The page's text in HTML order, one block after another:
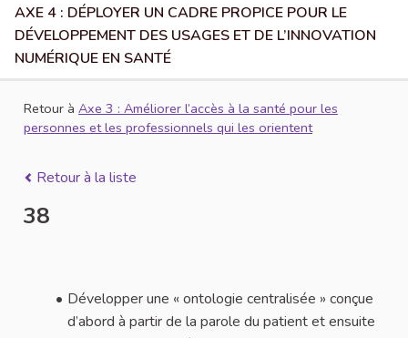
AXE 4 : DÉPLOYER UN CADRE PROPICE POUR LE
DÉVELOPPEMENT DES USAGES ET DE L’INNOVATION
NUMÉRIQUE EN SANTÉ
Retour à Axe 3 : Améliorer l’accès à la santé pour les
personnes et les professionnels qui les orientent
Retour à la liste
38
Développer une « ontologie centralisée » conçue
d’abord à partir de la parole du patient et ensuite